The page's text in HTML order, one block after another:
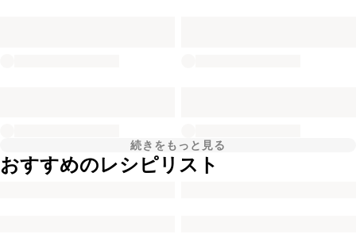
続きをもっと見る
おすすめのレシピリスト